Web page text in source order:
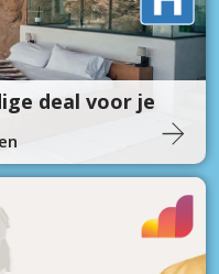
deal voor je